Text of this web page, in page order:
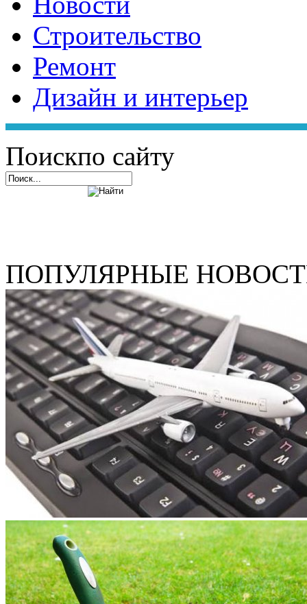
Строительство
Ремонт
Дизайн и интерьер
Поискпо сайту
ПОПУЛЯРНЫЕ